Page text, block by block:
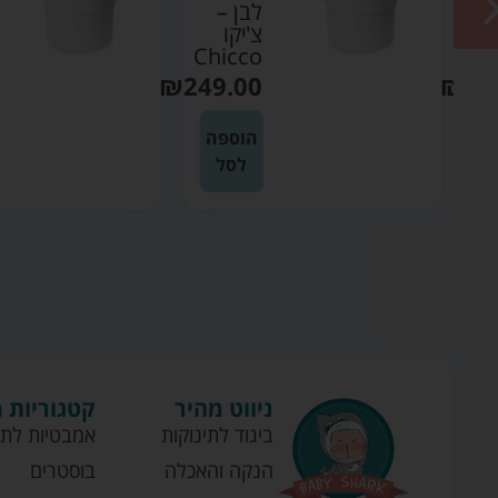
₪
לבן –
צ'יקו
Chicco
₪249.00
הוספה
לסל
ניווט מהיר
ביגוד לתינוקות
הנקה והאכלה
אמבטיות
בוסטרים